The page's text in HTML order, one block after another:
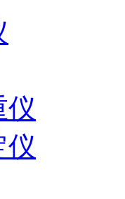
仪
仪